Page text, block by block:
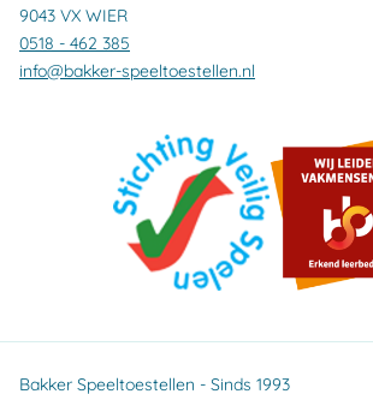
9043 VX WIER
0518 - 462 385
info@bakker-speeltoestellen.nl
Bakker Speeltoestellen - Sinds 1993